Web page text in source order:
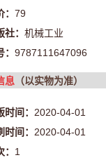
：79
社：机械工业
：9787111647096
息 （以实物为准）
时间：2020-04-01
时间：2020-04-01
1